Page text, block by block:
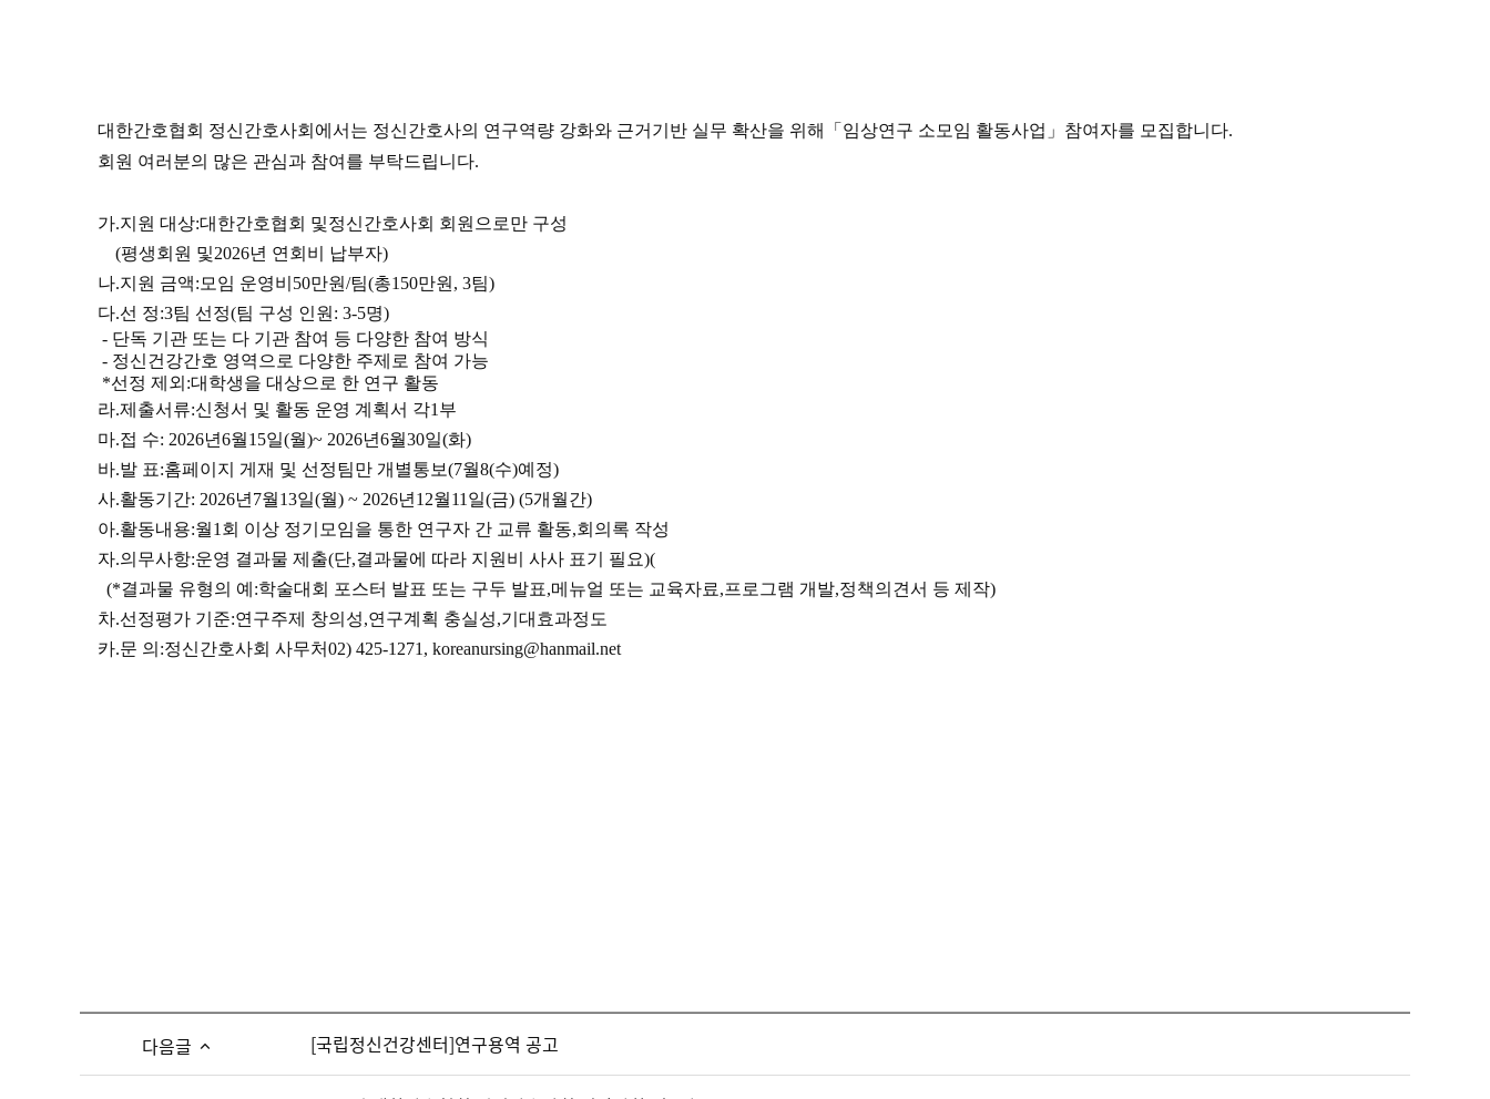
대한간호협회 정신간호사회에서는 정신간호사의 연구역량 강화와 근거기반 실무 확산을 위해 「 임상연구 소모임 활동사업 」 참여자를 모집합니다.
회원 여러분의 많은 관심과 참여를 부탁드립니다.
가.지원 대상:대한간호협회 및정신간호사회 회원으로만 구성
(평생회원 및2026년 연회비 납부자)
나.지원 금액:모임 운영비 50만원/팀(총150만원, 3팀)
다.선 정:3팀 선정(팀 구성 인원: 3-5명)
- 단독 기관 또는 다 기관 참여 등 다양한 참여 방식
- 정신건강간호 영역으로 다양한 주제로 참여 가능
*선정 제외 :대학생을 대상으로 한 연구 활동
라.제출서류:신청서 및 활동 운영 계획서 각1부
마.접 수: 2026년6월15일(월)~ 2026년6월30일(화)
바.발 표:홈페이지 게재 및 선정팀만 개별통보(7월8(수)예정)
사.활동기간: 2026년7월13일(월) ~ 2026년12월11일(금) (5개월간)
아.활동내용:월1회 이상 정기모임을 통한 연구자 간 교류 활동,회의록 작성
자.의무사항:운영 결과물 제출(단,결과물에 따라 지원비 사사 표기 필요)(
(*결과물 유형의 예 :학술대회 포스터 발표 또는 구두 발표,메뉴얼 또는 교육자료,프로그램 개발,정책의견서 등 제작)
차.선정평가 기준:연구주제 창의성,연구계획 충실성,기대효과정도
카.문 의 :정신간호사회 사무처02) 425-1271, koreanursing@hanmail.net
다음글 [국립정신건강센터]연구용역 공고